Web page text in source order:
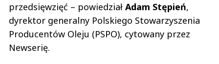
przedsięwzięć – powiedział Adam Stępień,
dyrektor generalny Polskiego Stowarzyszenia
Producentów Oleju (PSPO), cytowany przez
Newserię.